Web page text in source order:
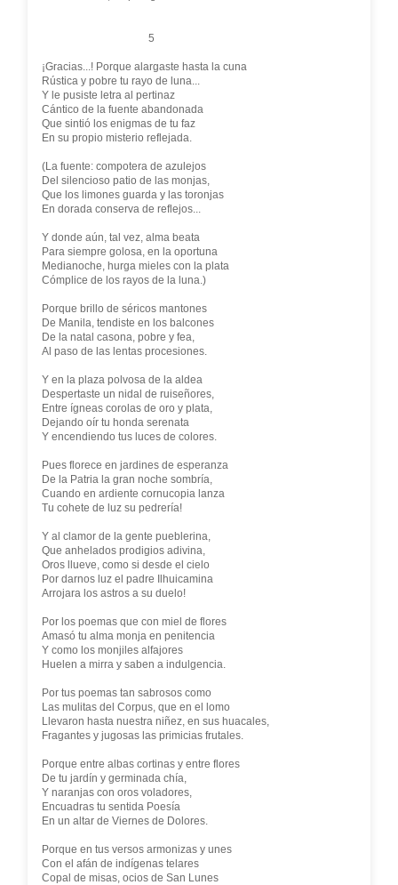
5
¡Gracias...! Porque alargaste hasta la cuna
Rústica y pobre tu rayo de luna...
Y le pusiste letra al pertinaz
Cántico de la fuente abandonada
Que sintió los enigmas de tu faz
En su propio misterio reflejada.
(La fuente: compotera de azulejos
Del silencioso patio de las monjas,
Que los limones guarda y las toronjas
En dorada conserva de reflejos...
Y donde aún, tal vez, alma beata
Para siempre golosa, en la oportuna
Medianoche, hurga mieles con la plata
Cómplice de los rayos de la luna.)
Porque brillo de séricos mantones
De Manila, tendiste en los balcones
De la natal casona, pobre y fea,
Al paso de las lentas procesiones.
Y en la plaza polvosa de la aldea
Despertaste un nidal de ruiseñores,
Entre ígneas corolas de oro y plata,
Dejando oír tu honda serenata
Y encendiendo tus luces de colores.
Pues florece en jardines de esperanza
De la Patria la gran noche sombría,
Cuando en ardiente cornucopia lanza
Tu cohete de luz su pedrería!
Y al clamor de la gente pueblerina,
Que anhelados prodigios adivina,
Oros llueve, como si desde el cielo
Por darnos luz el padre Ilhuicamina
Arrojara los astros a su duelo!
Por los poemas que con miel de flores
Amasó tu alma monja en penitencia
Y como los monjiles alfajores
Huelen a mirra y saben a indulgencia.
Por tus poemas tan sabrosos como
Las mulitas del Corpus, que en el lomo
Llevaron hasta nuestra niñez, en sus huacales,
Fragantes y jugosas las primicias frutales.
Porque entre albas cortinas y entre flores
De tu jardín y germinada chía,
Y naranjas con oros voladores,
Encuadras tu sentida Poesía
En un altar de Viernes de Dolores.
Porque en tus versos armonizas y unes
Con el afán de indígenas telares
Copal de misas, ocios de San Lunes